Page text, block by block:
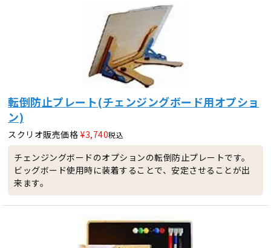
転倒防止プレート(チェンジングボード用オプショ
ン)
スクリオ販売価格 ¥3,740税込
チェンジングボードのオプションの転倒防止プレートです。
ビッグボード使用時に装着することで、安定させることが出
来ます。